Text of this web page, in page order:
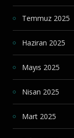
Temmuz 2025
Haziran 2025
Mayıs 2025
Nisan 2025
Mart 2025